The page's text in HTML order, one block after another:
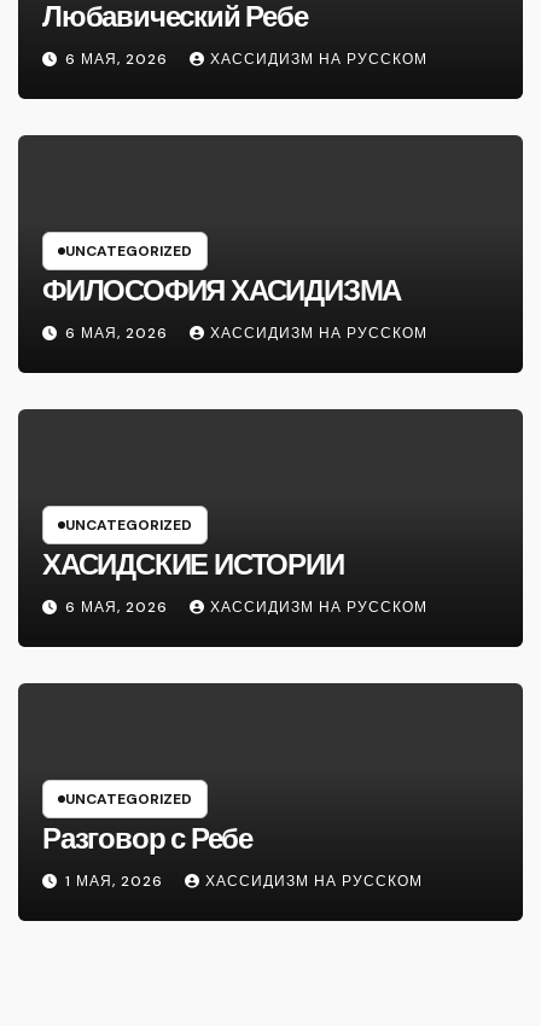
Любавический Ребе
6 МАЯ, 2026 ХАССИДИЗМ НА РУССКОМ
UNCATEGORIZED
ФИЛОСОФИЯ ХАСИДИЗМА
6 МАЯ, 2026 ХАССИДИЗМ НА РУССКОМ
UNCATEGORIZED
ХАСИДСКИЕ ИСТОРИИ
6 МАЯ, 2026 ХАССИДИЗМ НА РУССКОМ
UNCATEGORIZED
Разговор с Ребе
1 МАЯ, 2026 ХАССИДИЗМ НА РУССКОМ